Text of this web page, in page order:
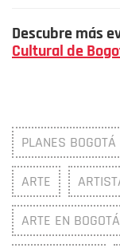
Descubre más
Cultural de
PLANES BOGOTÁ
ARTE
ARTE EN BOGOTÁ